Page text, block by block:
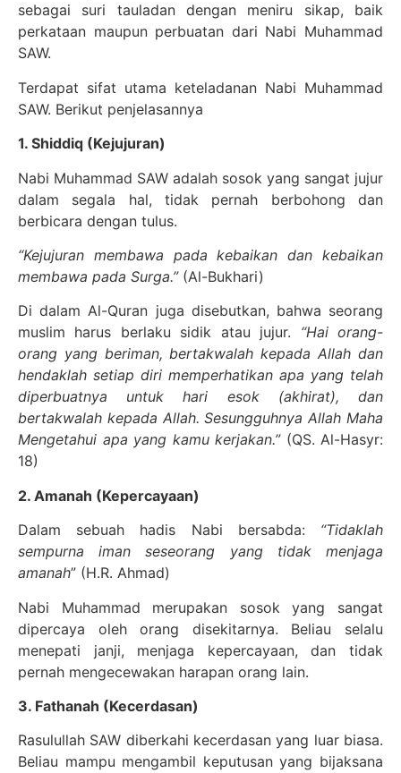
sebagai suri tauladan dengan meniru sikap, baik
perkataan maupun perbuatan dari Nabi Muhammad
SAW.
Terdapat sifat utama keteladanan Nabi Muhammad
SAW. Berikut penjelasannya
1. Shiddiq (Kejujuran)
Nabi Muhammad SAW adalah sosok yang sangat jujur
dalam segala hal, tidak pernah berbohong dan
berbicara dengan tulus.
“Kejujuran membawa pada kebaikan dan kebaikan
membawa pada Surga.”(Al-Bukhari)
Di dalam Al-Quran juga disebutkan, bahwa seorang
muslim harus berlaku sidik atau jujur. “Hai orang-
orang yang beriman, bertakwalah kepada Allah dan
hendaklah setiap diri memperhatikan apa yang telah
diperbuatnya untuk hari esok (akhirat), dan
bertakwalah kepada Allah. Sesungguhnya Allah Maha
Mengetahui apa yang kamu kerjakan.”(QS. Al-Hasyr:
18)
2. Amanah (Kepercayaan)
Dalam sebuah hadis Nabi bersabda: “Tidaklah
sempurna iman seseorang yang tidak menjaga
amanah” (H.R. Ahmad)
Nabi Muhammad merupakan sosok yang sangat
dipercaya oleh orang disekitarnya. Beliau selalu
menepati janji, menjaga kepercayaan, dan tidak
pernah mengecewakan harapan orang lain.
3. Fathanah (Kecerdasan)
Rasulullah SAW diberkahi kecerdasan yang luar biasa.
Beliau mampu mengambil keputusan yang bijaksana